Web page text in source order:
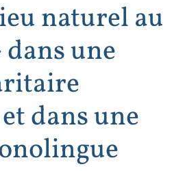
naturel au
dans une
dans une